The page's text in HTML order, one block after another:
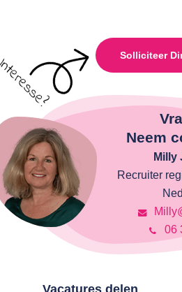
Solliciteer
Neem
Milly
Recruiter
06
Vacatures delen